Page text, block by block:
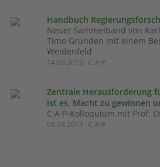
Handbuch
Neuer Sammelband von
Timo Grunden mit einem
Weidenfeld
14.06.2013 · C·A·P
Zentrale Herausforderung
ist es, Macht zu gewinnen
C·A·P-Kolloquium mit Prof.
08.03.2013 · C·A·P